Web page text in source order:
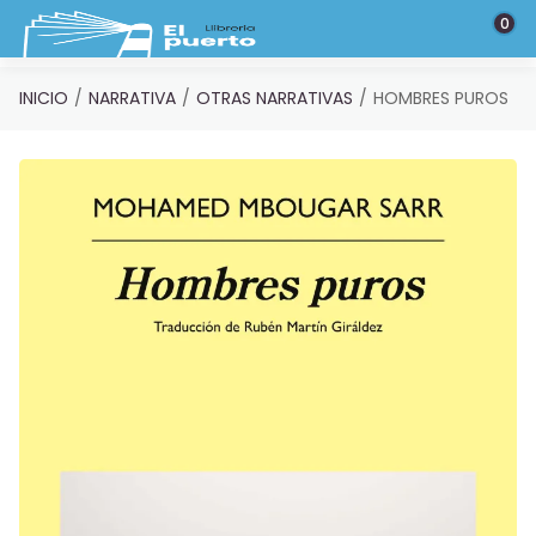
Saltar al contenido principal 0
INICIO NARRATIVA OTRAS NARRATIVAS HOMBRES PUROS